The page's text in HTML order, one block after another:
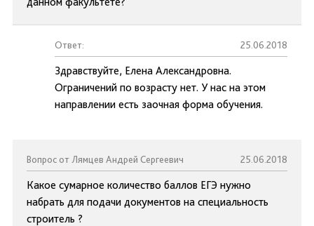
Ответ: 25.06.2018
Здравствуйте, Елена Александровна.
Ограничений по возрасту нет. У нас на этом
направлении есть заочная форма обучения.
Вопрос от Лямцев Андрей Сергеевич 25.06.2018
Какое сумарное количество баллов ЕГЭ нужно
набрать для подачи документов на специальность
строитель ?